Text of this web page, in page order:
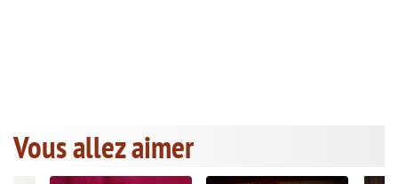
Vous allez aimer